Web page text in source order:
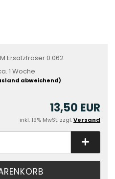
Ersatzfräser 0.062
1 Woche
abweichend)
13,50 EUR
inkl. 19% MwSt. zzgl.Versand